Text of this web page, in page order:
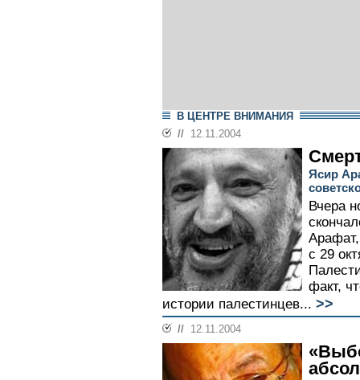
В ЦЕНТРЕ ВНИМАНИЯ
// 12.11.2004
Ясир
Вчера
с 29
факт,
истории палестинцев... >>
// 12.11.2004